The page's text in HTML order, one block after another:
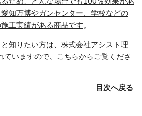
知万博やガンセンター、学校などの
工実績がある商品です。
知りたい方は、株式会社アシスト理
ていますので、こちらからご覧くださ
目次へ戻る